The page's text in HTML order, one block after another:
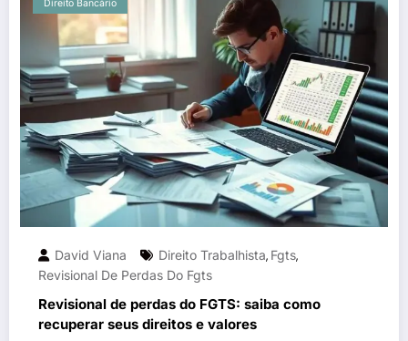
Direito Bancário
David Viana Direito Trabalhista, Fgts,
Revisional De Perdas Do Fgts
Revisional de perdas do FGTS: saiba como
recuperar seus direitos e valores